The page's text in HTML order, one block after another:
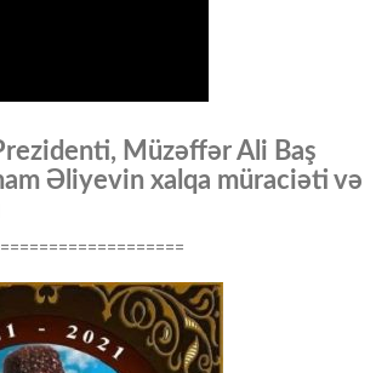
Müzəffər Ali Baş
Əliyevin xalqa müraciəti və